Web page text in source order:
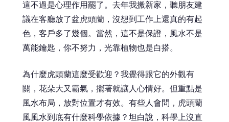
這不過是心理作用罷了。去年我搬新家，聽朋友建
議在客廳放了盆虎頭蘭，沒想到工作上還真的有起
色，客戶多了幾個。當然，這不是保證，風水不是
萬能鑰匙，你不努力，光靠植物也是白搭。
為什麼虎頭蘭這麼受歡迎？我覺得跟它的外觀有
關，花朵大又霸氣，擺著就讓人心情好。但重點是
風水布局，放對位置才有效。有些人會問，虎頭蘭
風風水到底有什麼科學依據？坦白說，科學上沒直